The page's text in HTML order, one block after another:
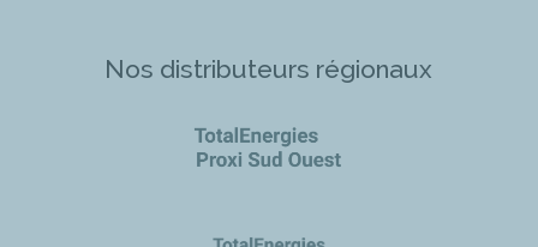
Nos distributeurs régionaux